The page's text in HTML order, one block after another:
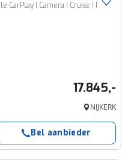
CarPlay | Camera | Cruise | Navi
17.845,-
NIJKERK
Bel aanbieder